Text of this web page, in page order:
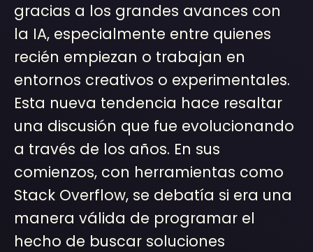
gracias a los grandes avances con
la IA, especialmente entre quienes
recién empiezan o trabajan en
entornos creativos o experimentales.
Esta nueva tendencia hace resaltar
una discusión que fue evolucionando
a través de los años. En sus
comienzos, con herramientas como
Stack Overflow, se debatía si era una
manera válida de programar el
hecho de buscar soluciones